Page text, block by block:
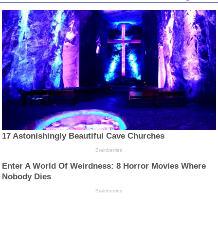
17 Astonishingly Beautiful Cave Churches
Brainberries
Enter A World Of Weirdness: 8 Horror Movies Where
Nobody Dies
Brainberries